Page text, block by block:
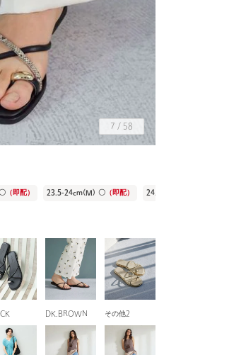
7 / 58
（即配） 23.5-24cm(M) 〇 （即配） 24.5-25cm(L)
DK.BROWN その他2